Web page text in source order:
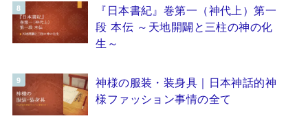
『日本書紀』巻第一（神代上）第一
段 本伝 ～天地開闢と三柱の神の化
生～
神様の服装・装身具｜日本神話的神
様ファッション事情の全て